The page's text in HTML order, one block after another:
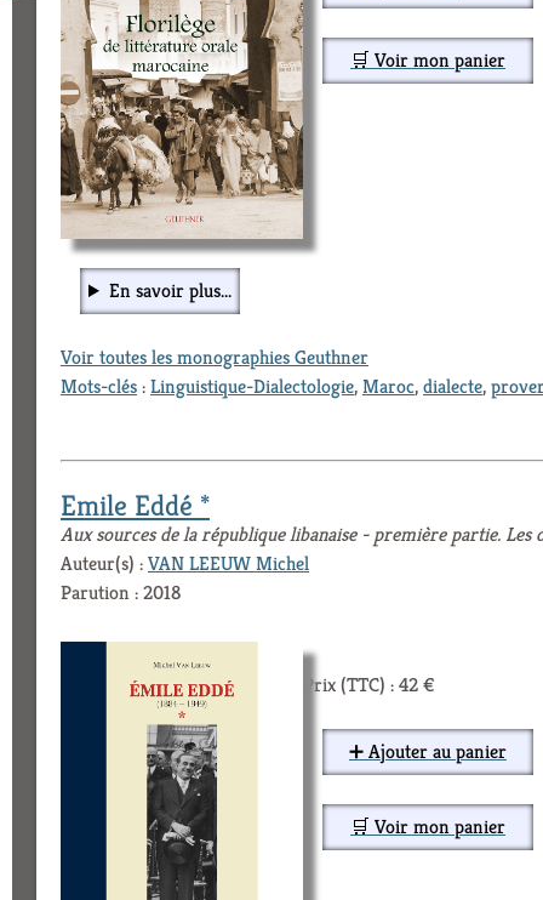
🛒 Voir mon panier
En savoir plus...
Voir toutes les monographies Geuthner
Mots-clés:Linguistique-Dialectologie,Maroc,dialecte,
Emile Eddé *
Aux sources de la république libanaise - première partie. Les
Auteur(s) :VAN LEEUW Michel
Parution : 2018
Prix (TTC) : 42 €
➕ Ajouter au panier
🛒 Voir mon panier